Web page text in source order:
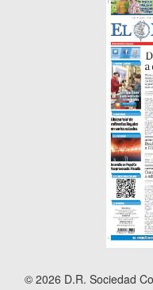
© 2026 D.R. Sociedad